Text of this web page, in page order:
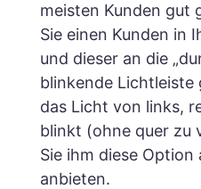
meisten Kunden gut
Sie einen Kunden in
und dieser an die
blinkende
das Licht von links,
blinkt (ohne quer zu
Sie ihm diese Option
anbieten.